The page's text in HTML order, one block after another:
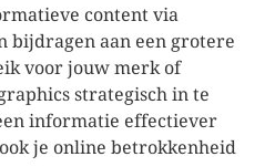
content via
bijdragen aan een grotere
voor jouw merk of
strategisch in te
informatie effectiever
je online betrokkenheid